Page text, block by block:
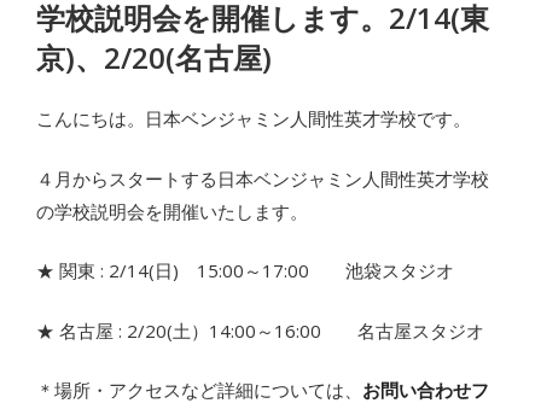
稿
日:
学校説明会を開催します。2/14(東
京)、2/20(名古屋)
こんにちは。日本ベンジャミン人間性英才学校です。
４月からスタートする日本ベンジャミン人間性英才学校
の学校説明会を開催いたします。
★ 関東 : 2/14(日) 15:00～17:00 池袋スタジオ
★ 名古屋 : 2/20(土）14:00～16:00 名古屋スタジオ
＊場所・アクセスなど詳細については、 お問い合わせフ